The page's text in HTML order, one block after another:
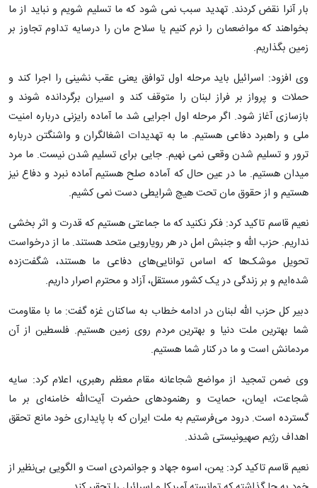
بار آنرا نقض کردند. تهدید سبب نمی شود که ما تسلیم شویم و نباید از ما
بخواهند که مواضعمان را نرم کنیم یا سلاح مان را درسایه تداوم تجاوز بر
زمین بگذاریم.
وی افزود: اسرائیل باید مرحله اول توافق یعنی عقب نشینی را اجرا کند و
حملات و پرواز بر فراز لبنان را متوقف کند و اسیران برگردانده شوند و
بازسازی آغاز شود. اگر مرحله اول اجرایی شد ما آماده رایزنی درباره امنیت
ملی و راهبرد دفاعی هستیم. ما به تهدیدات اشغالگران و واشنگتن درباره
ترور و تسلیم شدن وقعی نمی نهیم. جایی برای تسلیم شدن نیست. ما مرد
میدان هستیم. ما در عین حال که آماده صلح هستیم آماده نبرد و دفاع نیز
هستیم و از حقوق مان تحت هیچ شرایطی دست نمی کشیم.
نعیم قاسم تاکید کرد: فکر نکنید که ما جماعتی هستیم که قدرت و اثر بخشی
نداریم. حزب الله و جنبش امل در هر رویارویی متحد هستند. ما از درخواست
تحویل موشک‌ها که اساس توانایی‌های دفاعی ما هستند، شگفت‌زده
شده‌ایم و بر زندگی در یک کشور مستقل، آزاد و محترم اصرار داریم.
دبیر کل حزب الله لبنان در ادامه خطاب به ساکنان غزه گفت: ما با مقاومت
شما بهترین ملت دنیا و بهترین مردم روی زمین هستیم. فلسطین از آن
مردمانش است و ما در کنار شما هستیم.
وی ضمن تمجید از مواضع شجاعانه مقام معظم رهبری، اعلام کرد: سایه
شجاعت، ایمان، حمایت و رهنمودهای حضرت آیت‌الله خامنه‌ای بر ما
گسترده است. درود می‌فرستیم به ملت ایران که با پایداری خود مانع تحقق
اهداف رژیم صهیونیستی شدند.
نعیم قاسم تاکید کرد: یمن، اسوه جهاد و جوانمردی است و الگویی بی‌نظیر از